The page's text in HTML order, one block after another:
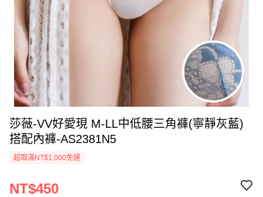
莎薇-VV好愛現 M-LL中低腰三角褲(寧靜灰藍)
搭配內褲-AS2381N5
超取滿NT$1,000免運
NT$450